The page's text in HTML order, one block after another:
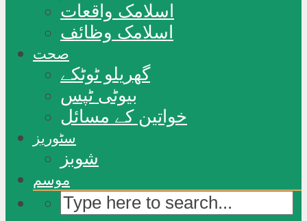
اسلامک واقعات
اسلامک وظائف
صحت
گھریلو ٹوٹکے
بیوٹی ٹپس
خواتین کے مسائل
سٹوریز
شوبز
موسم